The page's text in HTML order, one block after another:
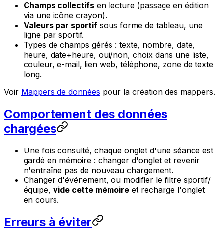
Champs collectifs en lecture (passage en édition
via une icône crayon).
Valeurs par sportif sous forme de tableau, une
ligne par sportif.
Types de champs gérés : texte, nombre, date,
heure, date+heure, oui/non, choix dans une liste,
couleur, e-mail, lien web, téléphone, zone de texte
long.
Voir Mappers de données pour la création des mappers.
Comportement des données
chargées
Une fois consulté, chaque onglet d'une séance est
gardé en mémoire : changer d'onglet et revenir
n'entraîne pas de nouveau chargement.
Changer d'événement, ou modifier le filtre sportif/
équipe, vide cette mémoire et recharge l'onglet
en cours.
Erreurs à éviter